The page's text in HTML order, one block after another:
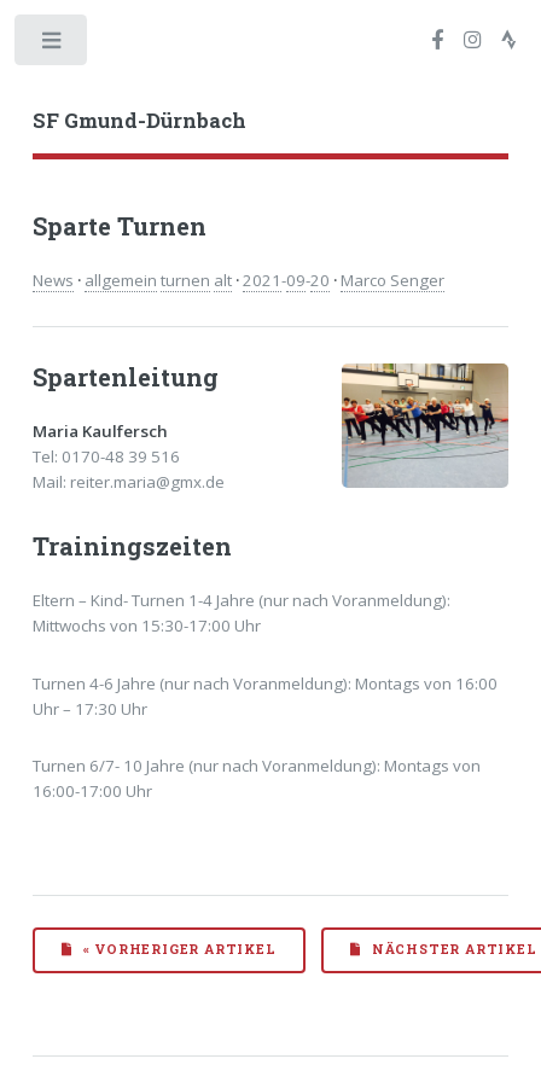
SF Gmund-Dürnbach
Sparte Turnen
News · allgemein turnen alt ·2021-09-20 · Marco Senger
Spartenleitung
Maria Kaulfersch
Tel: 0170-48 39 516
Mail: reiter.maria@gmx.de
Trainingszeiten
Eltern – Kind- Turnen 1-4 Jahre (nur nach Voranmeldung):
Mittwochs von 15:30-17:00 Uhr
Turnen 4-6 Jahre (nur nach Voranmeldung): Montags von 16:00
Uhr – 17:30 Uhr
Turnen 6/7- 10 Jahre (nur nach Voranmeldung): Montags von
16:00-17:00 Uhr
« VORHERIGER ARTIKEL NÄCHSTER ARTIKEL